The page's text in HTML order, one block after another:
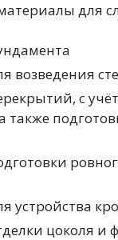
для
возведения
с
устройства
цоколя и